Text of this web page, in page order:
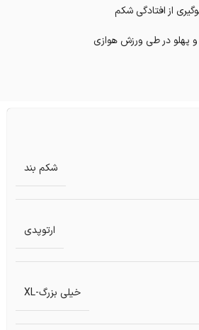
از افتادگی شکم
در طی ورزش هوازی
شکم بند
ارتوپدی
خیلی بزرگ-XL